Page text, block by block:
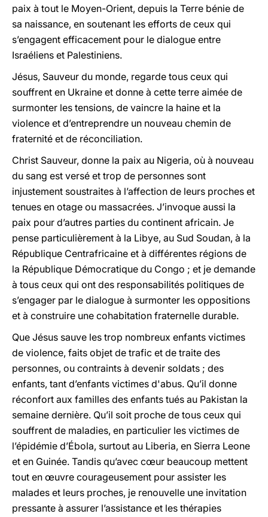
paix à tout le Moyen-Orient, depuis la Terre bénie de
sa naissance, en soutenant les efforts de ceux qui
s’engagent efficacement pour le dialogue entre
Israéliens et Palestiniens.
Jésus, Sauveur du monde, regarde tous ceux qui
souffrent en Ukraine et donne à cette terre aimée de
surmonter les tensions, de vaincre la haine et la
violence et d’entreprendre un nouveau chemin de
fraternité et de réconciliation.
Christ Sauveur, donne la paix au Nigeria, où à nouveau
du sang est versé et trop de personnes sont
injustement soustraites à l’affection de leurs proches et
tenues en otage ou massacrées. J’invoque aussi la
paix pour d’autres parties du continent africain. Je
pense particulièrement à la Libye, au Sud Soudan, à la
République Centrafricaine et à différentes régions de
la République Démocratique du Congo ; et je demande
à tous ceux qui ont des responsabilités politiques de
s’engager par le dialogue à surmonter les oppositions
et à construire une cohabitation fraternelle durable.
Que Jésus sauve les trop nombreux enfants victimes
de violence, faits objet de trafic et de traite des
personnes, ou contraints à devenir soldats ; des
enfants, tant d’enfants victimes d'abus. Qu’il donne
réconfort aux familles des enfants tués au Pakistan la
semaine dernière. Qu’il soit proche de tous ceux qui
souffrent de maladies, en particulier les victimes de
l’épidémie d’Ébola, surtout au Liberia, en Sierra Leone
et en Guinée. Tandis qu’avec cœur beaucoup mettent
tout en œuvre courageusement pour assister les
malades et leurs proches, je renouvelle une invitation
pressante à assurer l’assistance et les thérapies